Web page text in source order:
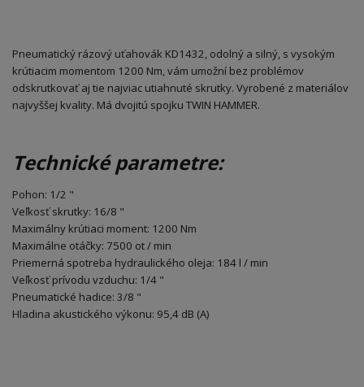
Pneumatický rázový uťahovák KD1432, odolný a silný, s vysokým
krútiacim momentom 1200 Nm, vám umožní bez problémov
odskrutkovať aj tie najviac utiahnuté skrutky. Vyrobené z materiálov
najvyššej kvality. Má dvojitú spojku TWIN HAMMER.
Technické parametre:
Pohon: 1/2 "
Veľkosť skrutky: 16/8 "
Maximálny krútiaci moment: 1200 Nm
Maximálne otáčky: 7500 ot / min
Priemerná spotreba hydraulického oleja: 184 l / min
Veľkosť prívodu vzduchu: 1/4 "
Pneumatické hadice: 3/8 "
Hladina akustického výkonu: 95,4 dB (A)